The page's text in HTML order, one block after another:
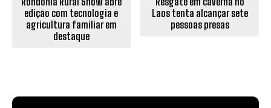
edição com tecnologia e
agricultura familiar em
destaque
Laos tenta alcançar sete
pessoas presas